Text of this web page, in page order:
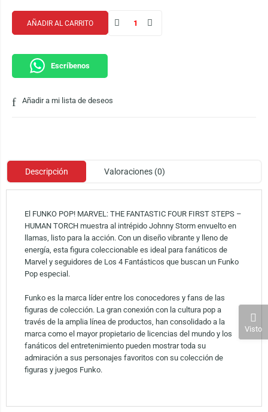
AÑADIR AL CARRITO
Escríbenos
Añadir a mi lista de deseos
Descripción Valoraciones (0)
El FUNKO POP! MARVEL: THE FANTASTIC FOUR FIRST STEPS –
HUMAN TORCH muestra al intrépido Johnny Storm envuelto en
llamas, listo para la acción. Con un diseño vibrante y lleno de
energía, esta figura coleccionable es ideal para fanáticos de
Marvel y seguidores de Los 4 Fantásticos que buscan un Funko
Pop especial.
Funko es la marca líder entre los conocedores y fans de las
figuras de colección. La gran conexión con la cultura pop a
través de la amplia línea de productos, han consolidado a la
marca como el mayor propietario de licencias del mundo y los
fanáticos del entretenimiento pueden mostrar toda su
admiración a sus personajes favoritos con su colección de
figuras y juegos Funko.
Visto